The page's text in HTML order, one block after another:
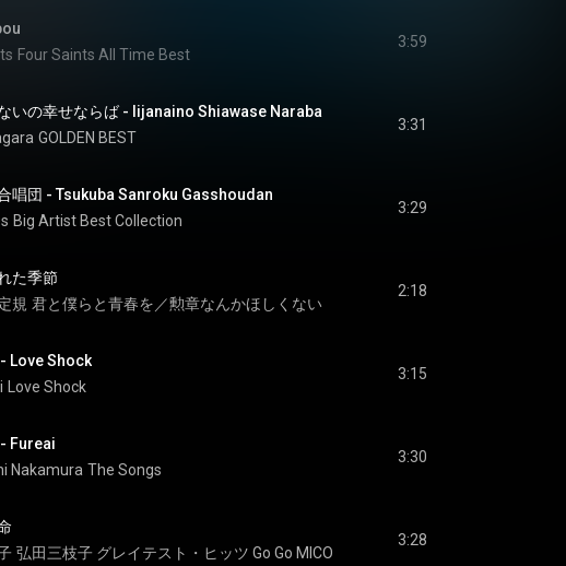
Four Saints All Time Best
3:59
いの幸せならば - Iijanaino Shiawase Naraba
GOLDEN BEST
3:31
唱団 - Tsukuba Sanroku Gasshoudan
Big Artist Best Collection
3:29
た季節
規 君と僕らと青春を／勲章なんかほしくない
2:18
Love Shock
Love Shock
3:15
Fureai
Nakamura The Songs
3:30
弘田三枝子 グレイテスト・ヒッツ Go Go MICO
3:28